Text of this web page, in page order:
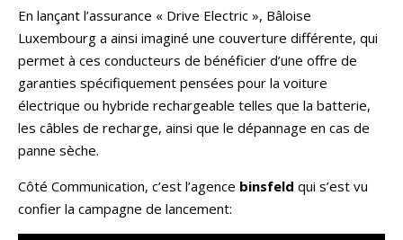
En lançant l’assurance « Drive Electric », Bâloise
Luxembourg a ainsi imaginé une couverture différente, qui
permet à ces conducteurs de bénéficier d’une offre de
garanties spécifiquement pensées pour la voiture
électrique ou hybride rechargeable telles que la batterie,
les câbles de recharge, ainsi que le dépannage en cas de
panne sèche.
Côté Communication, c’est l’agence binsfeld qui s’est vu
confier la campagne de lancement: